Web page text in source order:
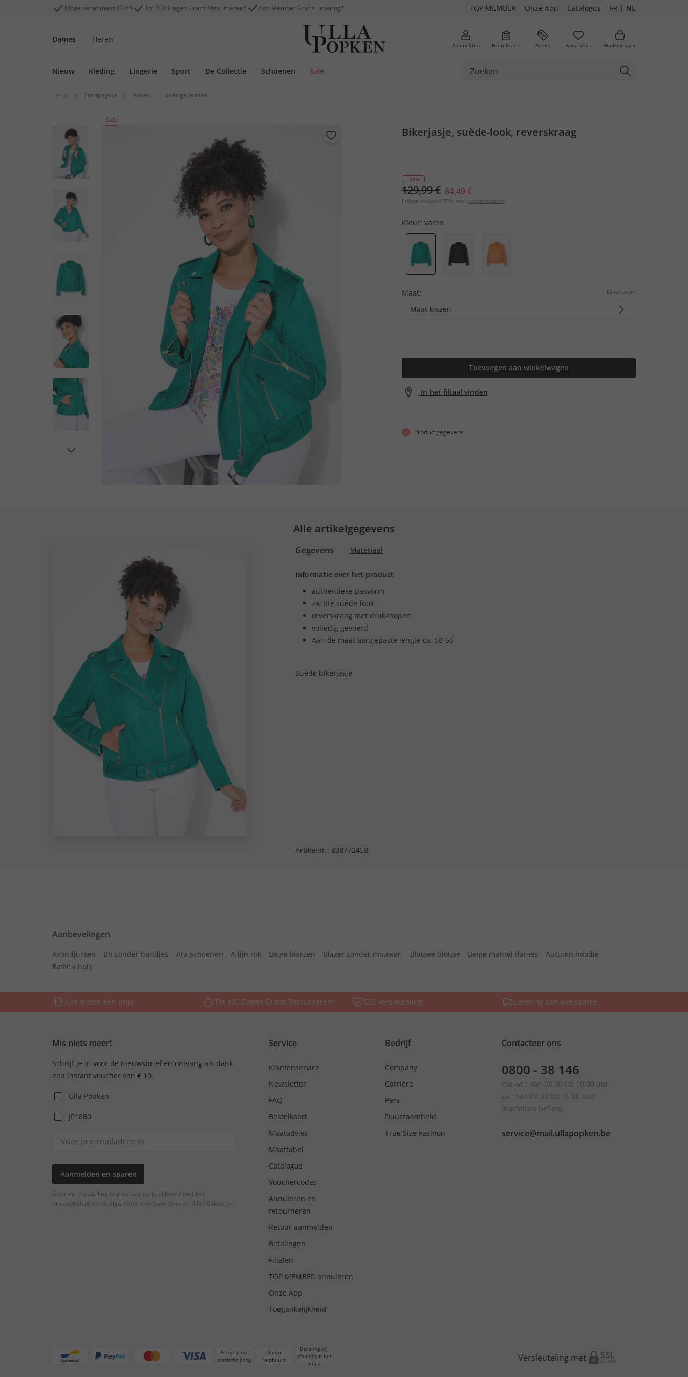
Mode vanaf maat 42-68 Tot 100 Dagen Gratis Retourneren* Top Member Gratis Levering* TOP MEMBER Onze App Catalogus FR | NL
Dames Heren
Aanmelden Bestelkaart Acties Favorieten Winkelwagen
Nieuw Kleding Lingerie Sport De Collectie Schoenen Sale
| Startpagina | Jassen | overige Jassen
Sale
Bikerjasje, suède-look, reverskraag
- 35%
129,99 € 84,49 €
Prijzen inclusief BTW, excl. verzendkosten
Kleur: varen
Maat: Maattabel
Maat kiezen
Toevoegen aan winkelwagen
In het filiaal vinden
Productgegevens
Alle artikelgegevens
Gegevens Materiaal
Informatie over het product
authentieke pasvorm
zachte suède-look
reverskraag met drukknopen
volledig gevoerd
Aan de maat aangepaste lengte ca. 58-66
Suède bikerjasje
Artikelnr.: 838772458
Aanbevelingen
Avondjurken Bh zonder bandjes Ara schoenen A lijn rok Beige laarzen Blazer zonder mouwen Blauwe blouse Beige mantel dames
Autumn hoodie
Basic v hals
Alle maten één prijs Tot 100 Dagen Gratis Retourneren* SSL versleuteling Levering aan wensadres
Mis niets meer!
Schrijf je in voor de nieuwsbrief en ontvang als dank
een instant voucher van € 10.
Ulla Popken
JP1880
Aanmelden en sparen
Door een bestelling te plaatsen ga je akkoord met het
privacybeleid en de algemene voorwaarden van Ulla Popken. [+]
Service
Klantenservice
Newsletter
FAQ
Bestelkaart
Maatadvies
Maattabel
Catalogus
Vouchercodes
Annuleren en
retourneren
Retour aanmelden
Betalingen
Filialen
TOP MEMBER annuleren
Onze App
Toegankelijkheid
Bedrijf
Company
Carrière
Pers
Duurzaamheid
True Size Fashion
Contacteer ons
0800 - 38 146
ma.-vr.: van 08:00 tot 19:00 uur
za.: van 09:00 tot 16:00 uur
(Kosteloos bellen)
service@mail.ullapopken.be
Acceptgiro/
overschrijving
Onder
rembours
Betaling bij
afhaling in het
filiaal
Versleuteling met